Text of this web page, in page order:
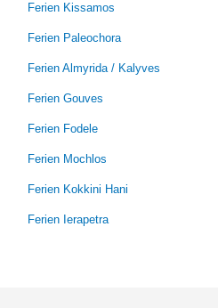
Ferien Kissamos
Ferien Paleochora
Ferien Almyrida / Kalyves
Ferien Gouves
Ferien Fodele
Ferien Mochlos
Ferien Kokkini Hani
Ferien Ierapetra